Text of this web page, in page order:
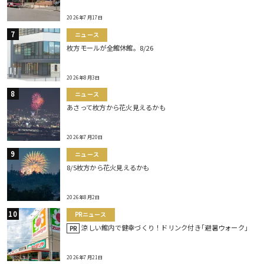
2026年7月17日
ニュース
枚方モールが全館休館。8/26
2026年8月3日
ニュース
あさって枚方から花火見えるかも
2026年7月20日
ニュース
8/5枚方から花火見えるかも
2026年8月2日
PRニュース
PR 涼しい館内で健幸づくり！ドリンク付き｢避暑ウォーク｣
2026年7月21日